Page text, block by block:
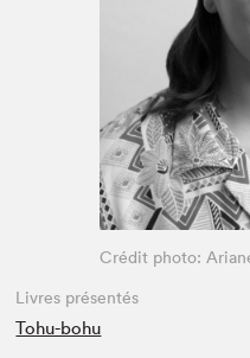
Crédit photo:
Livres présentés
Tohu-bohu